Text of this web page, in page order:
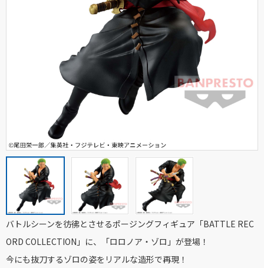
バトルシーンを彷彿とさせるポージングフィギュア「BATTLE REC
ORD COLLECTION」に、「ロロノア・ゾロ」が登場！
今にも抜刀するゾロの姿をリアルな造形で再現！